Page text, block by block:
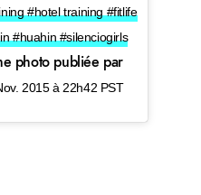
#hotel training #fitlife
#huahin #silenciogirls
photo publiée par
2015 à 22h42 PST